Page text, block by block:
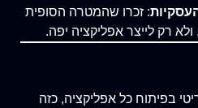
: זכרו שהמטרה הסופית
רק לייצר אפליקציה יפה.
בפיתוח כל אפליקציה, כזה